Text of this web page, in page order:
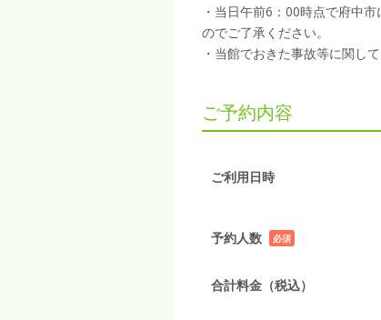
・当日午前6：00時点で府中
のでご了承ください。
・当館でおきた事故等に関し
ご予約内容
ご利用日時
予約人数
必須
合計料金（税込）